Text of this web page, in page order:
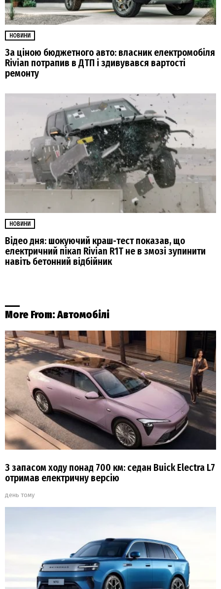
НОВИНИ
За ціною бюджетного авто: власник електромобіля
Rivian потрапив в ДТП і здивувався вартості
ремонту
НОВИНИ
Відео дня: шокуючий краш-тест показав, що
електричний пікап Rivian R1T не в змозі зупинити
навіть бетонний відбійник
More From:Автомобілі
З запасом ходу понад 700 км: седан Buick Electra L7
отримав електричну версію
день тому